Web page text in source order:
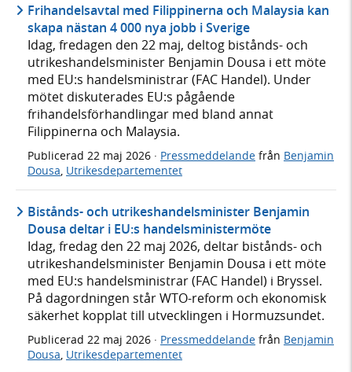
Frihandelsavtal med Filippinerna och Malaysia kan
skapa nästan 4 000 nya jobb i Sverige
Idag, fredagen den 22 maj, deltog bistånds- och
utrikeshandelsminister Benjamin Dousa i ett möte
med EU:s handelsministrar (FAC Handel). Under
mötet diskuterades EU:s pågående
frihandelsförhandlingar med bland annat
Filippinerna och Malaysia.
Publicerad 22 maj 2026 · Pressmeddelande från Benjamin
Dousa, Utrikesdepartementet
Bistånds- och utrikeshandelsminister Benjamin
Dousa deltar i EU:s handelsministermöte
Idag, fredag den 22 maj 2026, deltar bistånds- och
utrikeshandelsminister Benjamin Dousa i ett möte
med EU:s handelsministrar (FAC Handel) i Bryssel.
På dagordningen står WTO-reform och ekonomisk
säkerhet kopplat till utvecklingen i Hormuzsundet.
Publicerad 22 maj 2026 · Pressmeddelande från Benjamin
Dousa Utrikesdepartementet